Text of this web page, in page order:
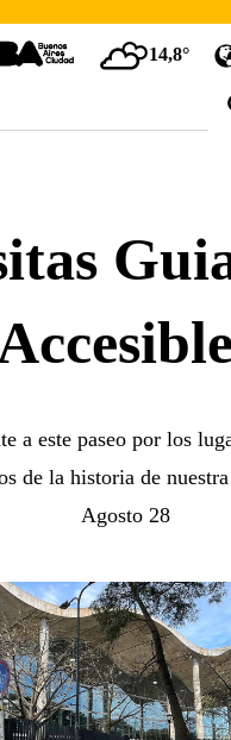
14,8°
a este paseo por los
de la historia de
Agosto 28